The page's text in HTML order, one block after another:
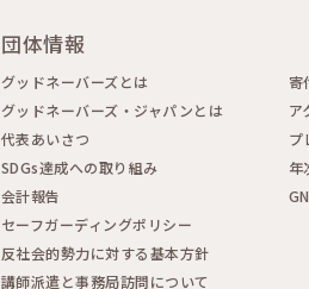
団体情報
グッドネーバーズとは
グッドネーバーズ・ジャパンとは
代表あいさつ
SDGs達成への取り組み
会計報告
セーフガーディングポリシー
反社会的勢力に対する基本方針
講師派遣と事務局訪問について
寄
ア
プ
年